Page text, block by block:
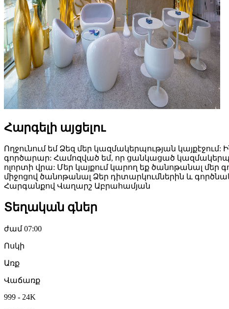
Հարգելի այցելու
Ողջունում եմ Ձեզ մեր կազմակերպության
գործարար: Համոզված եմ, որ ցանկացած
ոլորտի վրա: Մեր կայքում կարող եք ծանոթանալ
միջոցով ծանոթանալ Ձեր դիտարկումներին և
Հարգանքով Վաղարշ Աբրահամյան
Տեղական գներ
ժամ07:00
Ոսկի
Առք
Վաճառք
999 - 24K